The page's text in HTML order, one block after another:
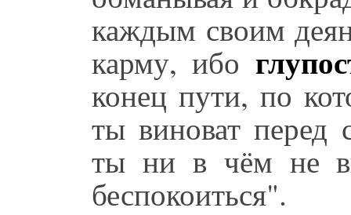
каждым своим
карму, ибо
конец пути, по
ты виноват
ты ни в чём не
беспокоиться".